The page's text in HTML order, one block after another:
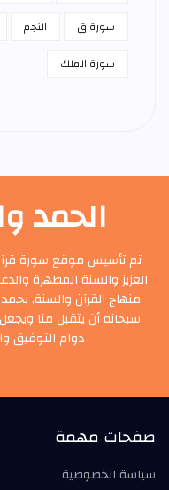
سورة ق
النجم
سورة الملك
الحمد
تم تأسيس موقع سورة
العزيز والسنة المطهرة
منهاج القرآن والسنة,
سبحانه أن يتقبل منا
دوام التوفيق
صفحات مهمة
سياسة الخصوصية